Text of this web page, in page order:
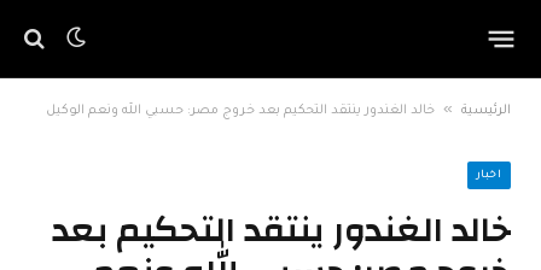
الرئيسية » خالد الغندور ينتقد التحكيم بعد خروج مصر: حسبي الله ونعم الوكيل
اخبار
خالد الغندور ينتقد التحكيم بعد